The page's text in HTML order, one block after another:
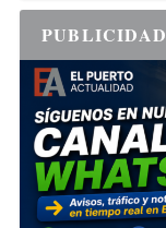
PUBLICIDAD